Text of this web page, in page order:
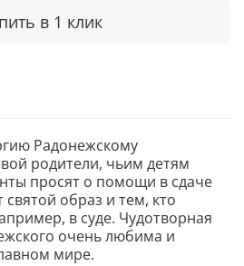
в 1 клик
Радонежскому
родители, чьим детям
просят о помощи в сдаче
образ и тем, кто
в суде. Чудотворная
очень любима и
мире.